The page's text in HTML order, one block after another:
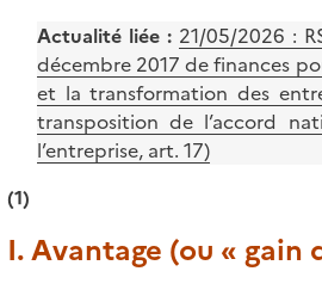
Actualité liée : 21/05/2026 :
décembre 2017 de finances
et la transformation des
transposition de l’accord
l’entreprise, art. 17)
(1)
I. Avantage (ou « gain